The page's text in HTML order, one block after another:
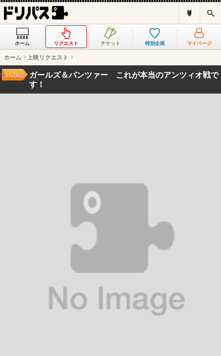
ス
ホーム リクエスト チケット 特別企画 マイページ
ホーム 上映リクエスト
ガールズ＆パンツァー これが本当のアンツィオ戦で
す！
1626位